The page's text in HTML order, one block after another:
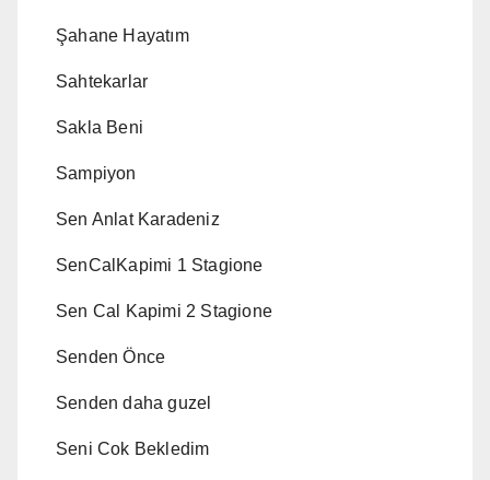
Şahane Hayatım
Sahtekarlar
Sakla Beni
Sampiyon
Sen Anlat Karadeniz
SenCalKapimi 1 Stagione
Sen Cal Kapimi 2 Stagione
Senden Önce
Senden daha guzel
Seni Cok Bekledim